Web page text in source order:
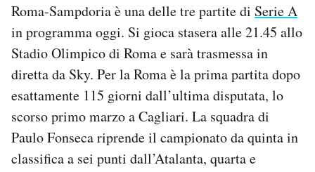
CALENDARIO
AREA PERSONALE
Area Personale
Newsletter
Regala il Post
Roma-Sampdoria è una delle tre partite di Serie A
in programma oggi. Si gioca stasera alle 21.45 allo
Stadio Olimpico di Roma e sarà trasmessa in
diretta da Sky. Per la Roma è la prima partita dopo
esattamente 115 giorni dall’ultima disputata, lo
scorso primo marzo a Cagliari. La squadra di
Paulo Fonseca riprende il campionato da quinta in
classifica a sei punti dall’Atalanta, quarta e